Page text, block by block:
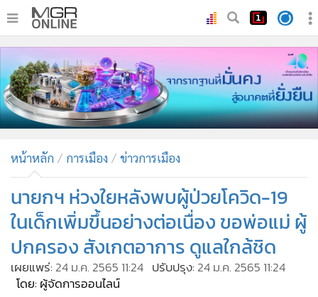
• ทันเหตุการณ์
• ภาคใต้
• ภูมิภาค
• บันเทิง
ผู้จัดการรายวัน
• คอลัมนิสต์
• ละคร
• CbizReview
• Cyber BIZ
หน้าหลัก การเมือง ข่าวการเมือง
นายกฯ ห่วงใยหลังพบผู้ป่วยโควิด-19
ในเด็กเพิ่มขึ้นอย่างต่อเนื่อง ขอพ่อแม่ ผู้
ปกครอง สังเกตอาการ ดูแลใกล้ชิด
เผยแพร่: 24 ม.ค. 2565 11:24 ปรับปรุง: 24 ม.ค. 2565 11:24
โดย: ผู้จัดการออนไลน์